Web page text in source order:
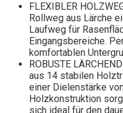
FLEXIBLER
Rollweg aus Lärche
Laufweg für
Eingangsbereiche.
komfortablen
ROBUSTE
aus 14 stabilen
einer Dielenstärke
Holzkonstruktion
sich ideal für den